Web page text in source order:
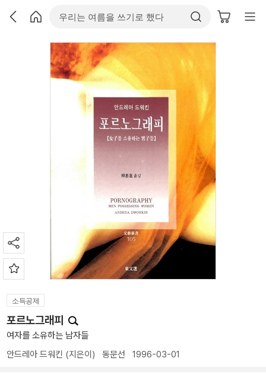
소득공제
포르노그래피
여자를 소유하는 남자들
안드레아 드워킨 (지은이) 동문선 1996-03-01